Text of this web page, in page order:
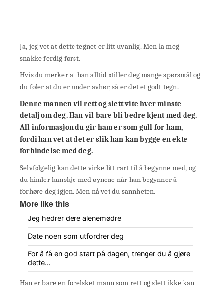
Ja, jeg vet at dette tegnet er litt uvanlig. Men la meg
snakke ferdig først.
Hvis du merker at han alltid stiller deg mange spørsmål og
du føler at du er under avhør, så er det et godt tegn.
Denne mannen vil rett og slett vite hver minste
detalj om deg. Han vil bare bli bedre kjent med deg.
All informasjon du gir ham er som gull for ham,
fordi han vet at det er slik han kan bygge en ekte
forbindelse med deg.
Selvfølgelig kan dette virke litt rart til å begynne med, og
du himler kanskje med øynene når han begynner å
forhøre deg igjen. Men nå vet du sannheten.
More like this
Jeg hedrer dere alenemødre
Date noen som utfordrer deg
For å få en god start på dagen, trenger du å gjøre
dette…
Han er bare en forelsket mann som rett og slett ikke kan